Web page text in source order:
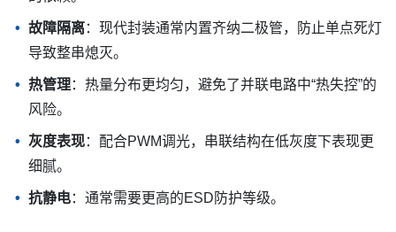
故障隔离：现代封装通常内置齐纳二极管，防止单点死灯
导致整串熄灭。
热管理：热量分布更均匀，避免了并联电路中“热失控”的
风险。
灰度表现：配合PWM调光，串联结构在低灰度下表现更
细腻。
抗静电：通常需要更高的ESD防护等级。